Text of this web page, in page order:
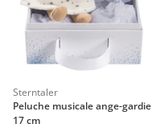
Sterntaler
Peluche musicale ange-
17 cm